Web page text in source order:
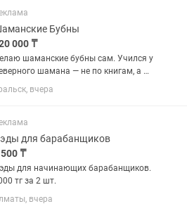
Бубны
000 ₸
шаманские бубны сам. Учился у
шамана — не по книгам, а из
в руки. Каждый бубен рождается
всем древним канонам: дерево,
вчера
для барабанщиков
₸
для начинающих барабанщиков.
тг за 2 шт.
вчера